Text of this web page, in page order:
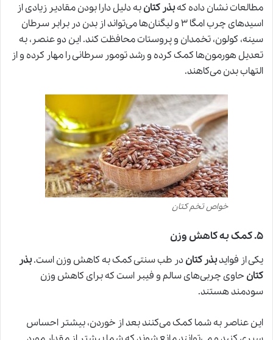
مطالعات نشان داده کهبذر کتانبه دلیل دارا بودن مقادیر زیادی از
اسیدهای چرب امگا ۳ و لیگنان‌ها می‌تواند از بدن در برابر سرطان
سینه، کولون، تخمدان و پروستات محافظت کند. این دو عنصر، به
تعدیل هورمون‌ها کمک کرده و رشد تومور سرطانی را مهار کرده و از
التهاب بدن می‌کاهند.
خواص تخم کتان
۵.کمک به کاهش وزن
یکی از فوایدبذر کتاندر طب سنتیکمک به کاهش وزن است.بذر
کتان حاوی چربی‌های سالم و فیبر است که برای کاهش وزن
سودمند هستند.
این عناصر به شما کمک می‌کنند بعد از خوردن، بیشتر احساس